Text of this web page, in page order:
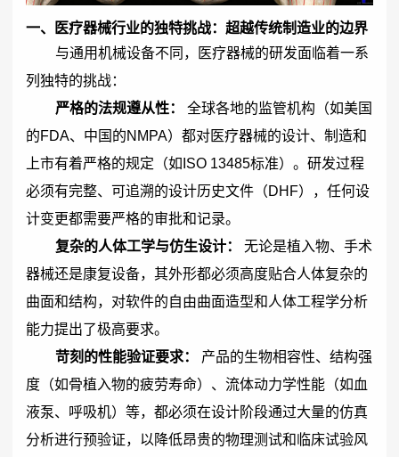
一、医疗器械行业的独特挑战：超越传统制造业的边界
与通用机械设备不同，医疗器械的研发面临着一系
列独特的挑战：
严格的法规遵从性：
全球各地的监管机构（如美国
的FDA、中国的NMPA）都对医疗器械的设计、制造和
上市有着严格的规定（如ISO 13485标准）。研发过程
必须有完整、可追溯的设计历史文件（DHF），任何设
计变更都需要严格的审批和记录。
复杂的人体工学与仿生设计：
无论是植入物、手术
器械还是康复设备，其外形都必须高度贴合人体复杂的
曲面和结构，对软件的自由曲面造型和人体工程学分析
能力提出了极高要求。
苛刻的性能验证要求：
产品的生物相容性、结构强
度（如骨植入物的疲劳寿命）、流体动力学性能（如血
液泵、呼吸机）等，都必须在设计阶段通过大量的仿真
分析进行预验证，以降低昂贵的物理测试和临床试验风